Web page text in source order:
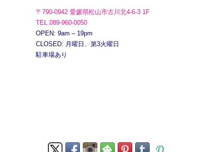
〒790-0942 愛媛県松山市古川北4-6-3 1F
TEL.089-960-0050
OPEN: 9am – 19pm
CLOSED: 月曜日、第3火曜日
駐車場あり